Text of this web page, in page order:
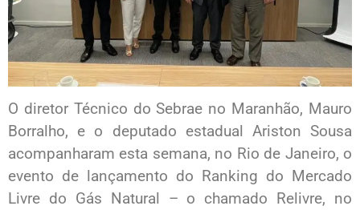
O diretor Técnico do Sebrae no Maranhão, Mauro
Borralho, e o deputado estadual Ariston Sousa
acompanharam esta semana, no Rio de Janeiro, o
evento de lançamento do Ranking do Mercado
Livre do Gás Natural – o chamado Relivre, no